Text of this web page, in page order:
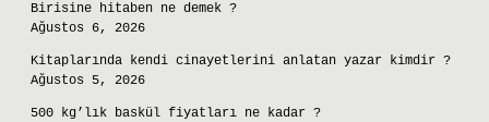
Birisine hitaben ne demek ?
Ağustos 6, 2026
Kitaplarında kendi cinayetlerini anlatan yazar kimdir ?
Ağustos 5, 2026
500 kg’lık baskül fiyatları ne kadar ?